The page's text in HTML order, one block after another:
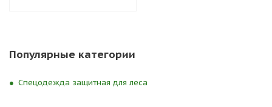
Популярные категории
Спецодежда защитная для леса